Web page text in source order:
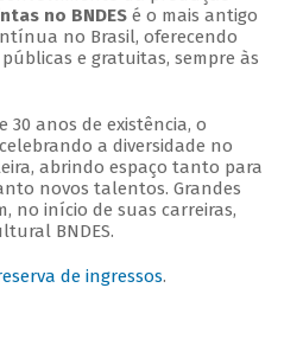
no BNDESé o mais antigo
no Brasil, oferecendo
e gratuitas, sempre às
30 anos de existência, o
a diversidade no
abrindo espaço tanto para
novos talentos. Grandes
no início de suas carreiras,
BNDES.
de ingressos.